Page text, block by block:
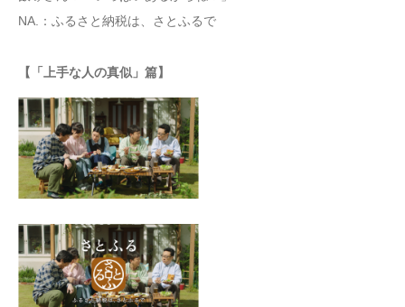
NA.：ふるさと納税は、さとふるで
【「上手な人の真似」篇】